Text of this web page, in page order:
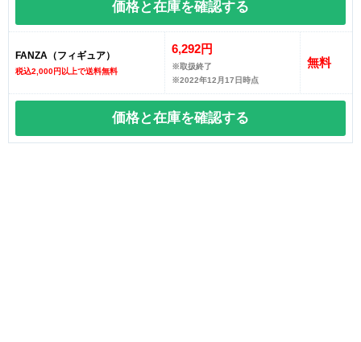
価格と在庫を確認する
FANZA（フィギュア）
税込2,000円以上で送料無料
6,292円
※取扱終了
※2022年12月17日時点
無料
価格と在庫を確認する